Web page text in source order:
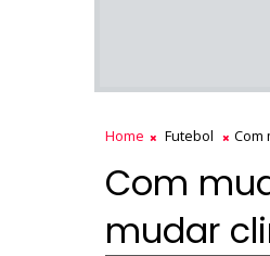
Home Futebol Com
Com
mudar